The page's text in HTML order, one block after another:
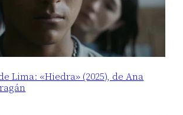
Lima: «Hiedra» (2025), de Ana